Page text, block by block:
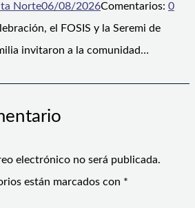
Norte06/08/2026Comentarios: 0
el FOSIS y la Seremi de
invitaron a la comunidad…
electrónico no será publicada.
están marcados con *